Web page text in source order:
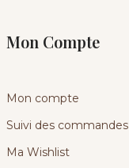
Mon Compte
Mon compte
Suivi des commandes
Ma Wishlist